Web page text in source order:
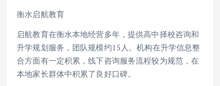
衡水启航教育
启航教育在衡水本地经营多年，提供高中择校咨询和
升学规划服务，团队规模约15人。机构在升学信息整
合方面有一定积累，线下咨询服务流程较为规范，在
本地家长群体中积累了良好口碑。